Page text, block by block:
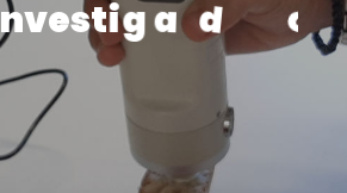
nvestigadore s